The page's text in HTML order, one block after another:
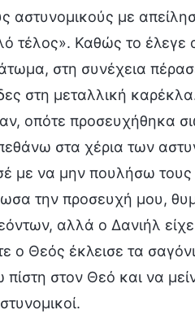
με
τέλος». Καθώς το έλεγε
στη συνέχεια
στη μεταλλική
οπότε προσευχήθηκα
στα χέρια των
με να μην πουλήσω τους
την προσευχή μου,
αλλά ο Δανιήλ είχε
ο Θεός έκλεισε τα
στον Θεό και να